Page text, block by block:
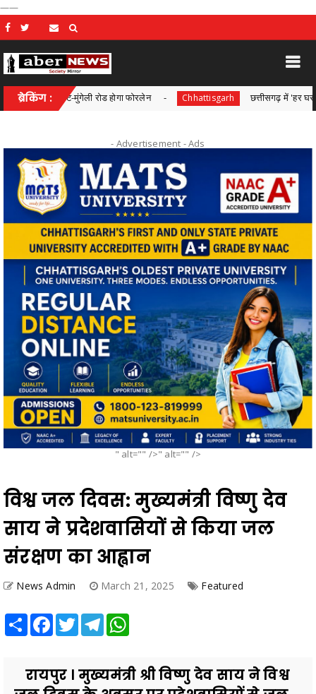
——
ब्रेकिंग :
मुंगेली रोड होगा फोरलेन Chhattisgarh छत्तीसगढ़ में 'हर घर तिरंगा' और
- Advertisement -Ads
" alt="" />" alt="" />
विश्व जल दिवस: मुख्यमंत्री विष्णु देव
साय ने प्रदेशवासियों से किया जल
संरक्षण का आह्वान
News Admin March 21, 2025 Featured
Share Facebook
TwitterTelegram
रायपुर । मुख्यमंत्री श्री विष्णु देव साय ने विश्व